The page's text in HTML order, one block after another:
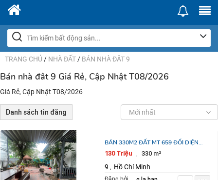
TRANG CHỦ / NHÀ ĐẤT / BÁN NHÀ ĐÂT 9
Bán nhà đât 9 Giá Rẻ, Cập Nhật T08/2026
Giá Rẻ, Cập Nhật T08/2026
Danh sách tin đăng Mới nhất
BÁN 330M2 ĐẤT MT 659 ĐỐI DIỆN
DỰ ÁN GLWLBOCITY ĐƯỜNG ĐỖ
XUÂN HỢP TP THỦ ĐỨC.
LH:0903464999.
130 Triệu · 330 m²
9 , Hồ Chí Minh